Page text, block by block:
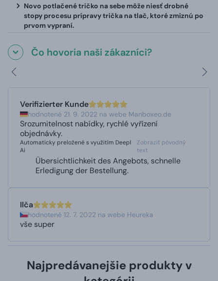
Novo potlačené tričko na sebe môže niesť drobné
stopy procesu prípravy trička na tlač, ktoré zmiznú po
prvom vypraní.
Čo hovoria naši zákazníci?
Verifizierter Kunde
hodnotené 21. 9. 2022 na webe Manboxeo.de
Srozumitelnost nabídky, rychlé vyřízení
objednávky.
Automaticky preložené s využitím Deepl
Ai
Zobraziť pôvodný
text
Übersichtlichkeit des Angebots, schnelle
Erledigung der Bestellung.
Ilča
hodnotené 12. 7. 2022 na webe Heureka
vše super
Najpredávanejšie produkty v